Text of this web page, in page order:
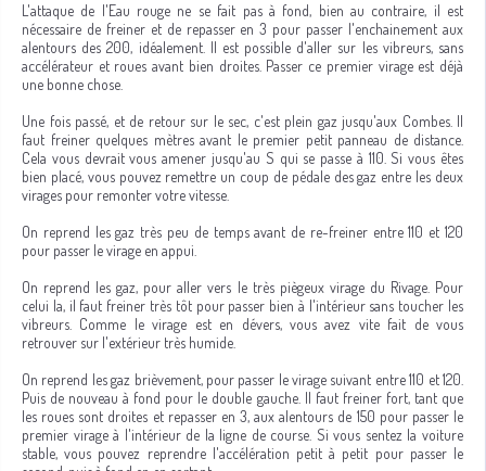
L'attaque de l'Eau rouge ne se fait pas à fond, bien au contraire, il est
nécessaire de freiner et de repasser en 3 pour passer l'enchainement aux
alentours des 200, idéalement. Il est possible d'aller sur les vibreurs, sans
accélérateur et roues avant bien droites. Passer ce premier virage est déjà
une bonne chose.
Une fois passé, et de retour sur le sec, c'est plein gaz jusqu'aux Combes. Il
faut freiner quelques mètres avant le premier petit panneau de distance.
Cela vous devrait vous amener jusqu'au S qui se passe à 110. Si vous êtes
bien placé, vous pouvez remettre un coup de pédale des gaz entre les deux
virages pour remonter votre vitesse.
On reprend les gaz très peu de temps avant de re-freiner entre 110 et 120
pour passer le virage en appui.
On reprend les gaz, pour aller vers le très piègeux virage du Rivage. Pour
celui la, il faut freiner très tôt pour passer bien à l'intérieur sans toucher les
vibreurs. Comme le virage est en dévers, vous avez vite fait de vous
retrouver sur l'extérieur très humide.
On reprend les gaz brièvement, pour passer le virage suivant entre 110 et 120.
Puis de nouveau à fond pour le double gauche. Il faut freiner fort, tant que
les roues sont droites et repasser en 3, aux alentours de 150 pour passer le
premier virage à l'intérieur de la ligne de course. Si vous sentez la voiture
stable, vous pouvez reprendre l'accélération petit à petit pour passer le